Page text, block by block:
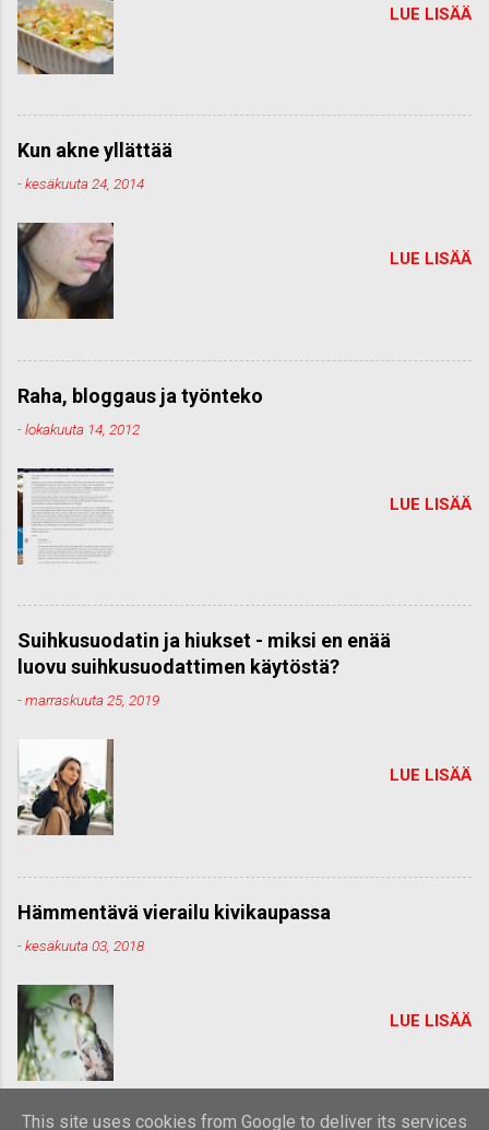
LUE LISÄÄ
Kun akne yllättää
-kesäkuuta 24, 2014
LUE LISÄÄ
Raha, bloggaus ja työnteko
-lokakuuta 14, 2012
LUE LISÄÄ
Suihkusuodatin ja hiukset - miksi en enää
luovu suihkusuodattimen käytöstä?
-marraskuuta 25, 2019
LUE LISÄÄ
Hämmentävä vierailu kivikaupassa
-kesäkuuta 03, 2018
LUE LISÄÄ
This site uses cookies from Google to deliver its services